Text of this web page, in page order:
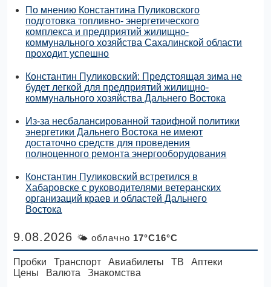
По мнению Константина Пуликовского
подготовка топливно- энергетического
комплекса и предприятий жилищно-
коммунального хозяйства Сахалинской области
проходит успешно
Константин Пуликовский: Предстоящая зима не
будет легкой для предприятий жилищно-
коммунального хозяйства Дальнего Востока
Из-за несбалансированной тарифной политики
энергетики Дальнего Востока не имеют
достаточно средств для проведения
полноценного ремонта энергооборудования
Константин Пуликовский встретился в
Хабаровске с руководителями ветеранских
организаций краев и областей Дальнего
Востока
9.08.2026 🌤 облачно 17°C16°C
Пробки Транспорт Авиабилеты ТВ
Аптеки
Цены
Валюта Знакомства